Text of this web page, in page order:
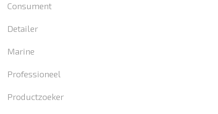
Consument
Detailer
Marine
Professioneel
Productzoeker